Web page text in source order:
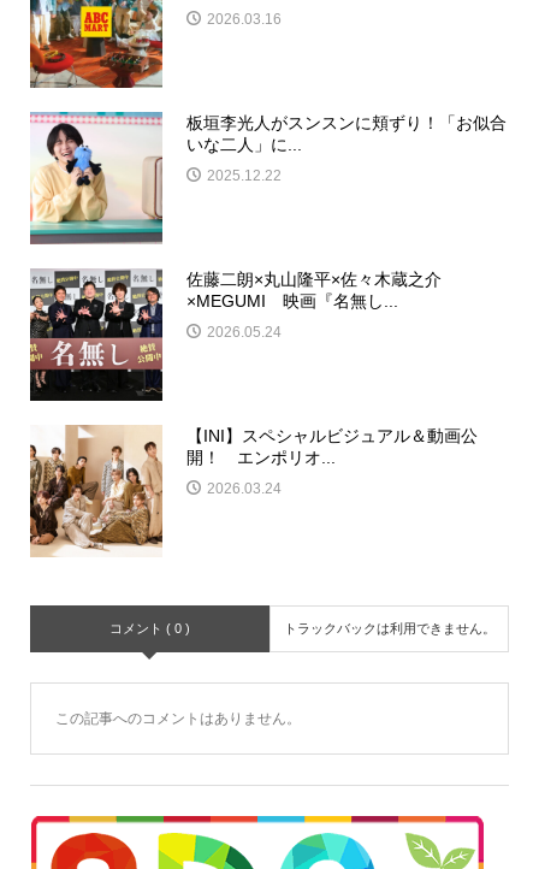
2026.03.16
板垣李光人がスンスンに頬ずり！「お似合
いな二人」に...
2025.12.22
佐藤二朗×丸山隆平×佐々木蔵之介
×MEGUMI 映画『名無し...
2026.05.24
【INI】スペシャルビジュアル＆動画公
開！ エンポリオ...
2026.03.24
コメント ( 0 ) トラックバックは利用できません。
この記事へのコメントはありません。